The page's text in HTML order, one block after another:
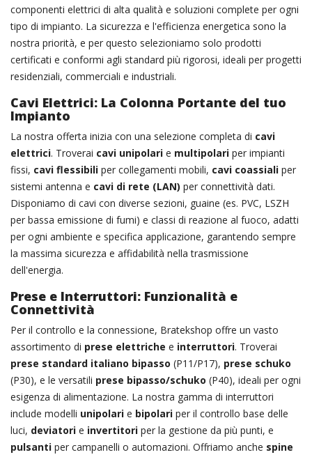
componenti elettrici di alta qualità e soluzioni complete per ogni
tipo di impianto. La sicurezza e l'efficienza energetica sono la
nostra priorità, e per questo selezioniamo solo prodotti
certificati e conformi agli standard più rigorosi, ideali per progetti
residenziali, commerciali e industriali.
Cavi Elettrici: La Colonna Portante del tuo
Impianto
La nostra offerta inizia con una selezione completa di cavi
elettrici. Troverai cavi unipolari e multipolari per impianti
fissi, cavi flessibili per collegamenti mobili, cavi coassiali per
sistemi antenna e cavi di rete (LAN) per connettività dati.
Disponiamo di cavi con diverse sezioni, guaine (es. PVC, LSZH
per bassa emissione di fumi) e classi di reazione al fuoco, adatti
per ogni ambiente e specifica applicazione, garantendo sempre
la massima sicurezza e affidabilità nella trasmissione
dell'energia.
Prese e Interruttori: Funzionalità e
Connettività
Per il controllo e la connessione, Bratekshop offre un vasto
assortimento di prese elettriche e interruttori. Troverai
prese standard italiano bipasso (P11/P17), prese schuko
(P30), e le versatili prese bipasso/schuko (P40), ideali per ogni
esigenza di alimentazione. La nostra gamma di interruttori
include modelli unipolari e bipolari per il controllo base delle
luci, deviatori e invertitori per la gestione da più punti, e
pulsanti per campanelli o automazioni. Offriamo anche spine